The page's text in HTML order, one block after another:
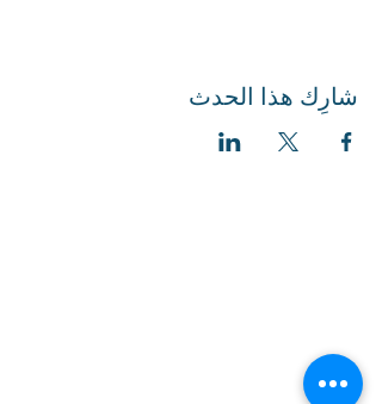
شارِك هذا الحدث